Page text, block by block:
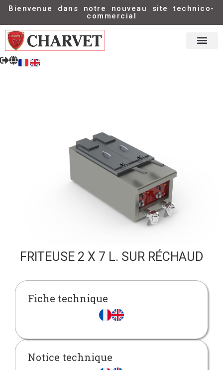
Bienvenue dans notre nouveau site technico-
commercial
FRITEUSE 2 X 7 L. SUR RÉCHAUD
Fiche technique
Notice technique